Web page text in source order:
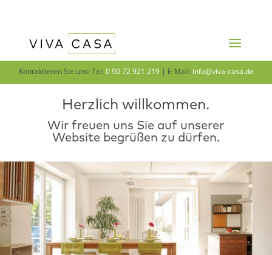
Kontaktieren Sie uns: Tel: 0 90 72 921 219| E-Mail: info@viva-casa.de
Herzlich willkommen.
Wir freuen uns Sie auf unserer
Website begrüßen zu dürfen.